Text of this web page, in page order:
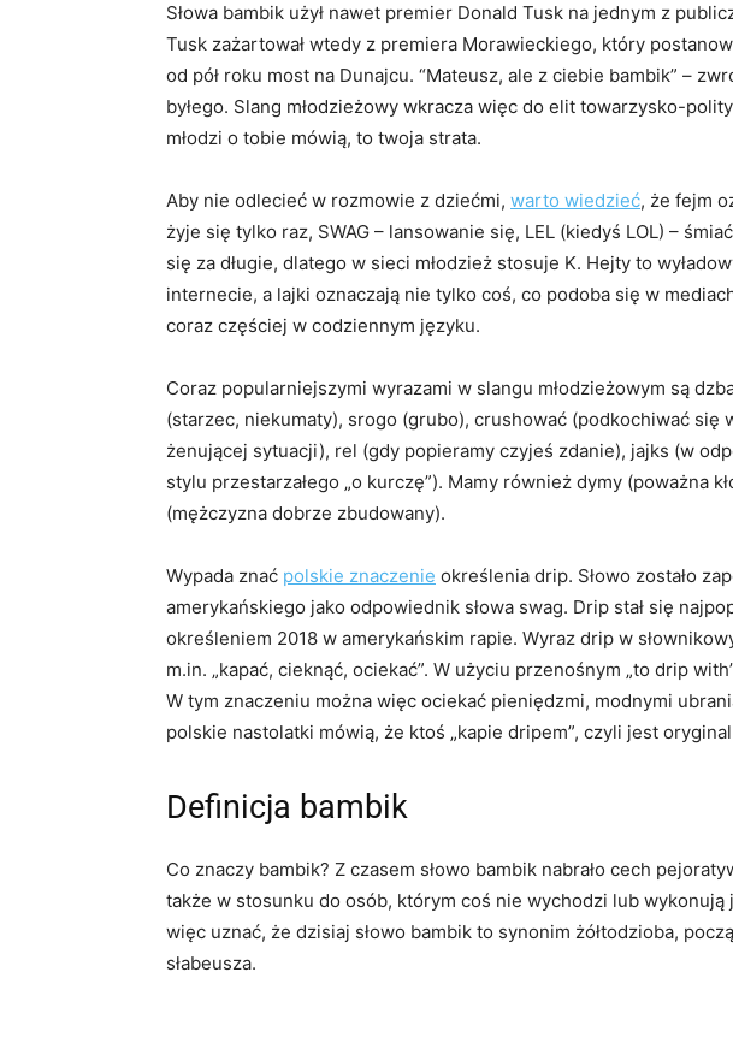
Słowa bambik użył nawet premier Donald Tusk na jednym z
Tusk zażartował wtedy z premiera Morawieckiego, który
od pół roku most na Dunajcu. “Mateusz, ale z ciebie bambik” –
byłego. Slang młodzieżowy wkracza więc do elit towarzysko-
młodzi o tobie mówią, to twoja strata.
Aby nie odlecieć w rozmowie z dziećmi, warto wiedzieć, że fejm
żyje się tylko raz, SWAG – lansowanie się, LEL (kiedyś LOL) – śmiać
się za długie, dlatego w sieci młodzież stosuje K. Hejty to
internecie, a lajki oznaczają nie tylko coś, co podoba się w
coraz częściej w codziennym języku.
Coraz popularniejszymi wyrazami w slangu młodzieżowym są
(starzec, niekumaty), srogo (grubo), crushować (podkochiwać się
żenującej sytuacji), rel (gdy popieramy czyjeś zdanie), jajks (w
stylu przestarzałego „o kurczę”). Mamy również dymy (poważna
(mężczyzna dobrze zbudowany).
Wypada znać polskie znaczenie określenia drip. Słowo zostało
amerykańskiego jako odpowiednik słowa swag. Drip stał się
określeniem 2018 w amerykańskim rapie. Wyraz drip w
m.in. „kapać, cieknąć, ociekać”. W użyciu przenośnym „to drip
W tym znaczeniu można więc ociekać pieniędzmi, modnymi
polskie nastolatki mówią, że ktoś „kapie dripem”, czyli jest
Definicja bambik
Co znaczy bambik? Z czasem słowo bambik nabrało cech
także w stosunku do osób, którym coś nie wychodzi lub wykonują
więc uznać, że dzisiaj słowo bambik to synonim żółtodzioba,
słabeusza.